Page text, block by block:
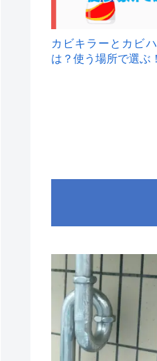
カビキラーとカビ
は？使う場所で選ぶ！
1